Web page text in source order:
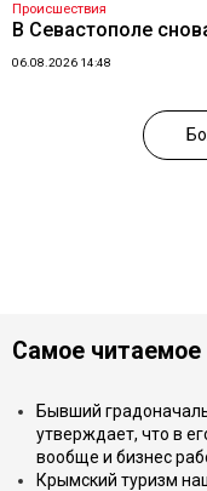
Происшествия
В Севастополе
06.08.2026 14:48
Самое читаемое
Бывший
утверждает, что в
вообще и бизнес
Крымский туризм